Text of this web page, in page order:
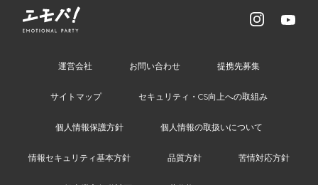
運営会社 お問い合わせ 提携先募集
サイトマップ セキュリティ・CS向上への取組み
個人情報保護方針 個人情報の取扱いについて
情報セキュリティ基本方針 品質方針 苦情対応方針